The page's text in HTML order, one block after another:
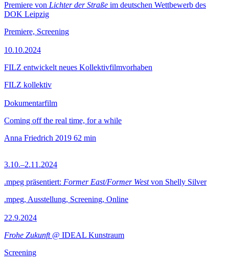
Premiere von Lichter der Straße im deutschen Wettbewerb des
DOK Leipzig
Premiere, Screening
10.10.2024
FILZ entwickelt neues Kollektivfilmvorhaben
FILZ kollektiv
Dokumentarfilm
Coming off the real time, for a while
Anna Friedrich 2019 62 min
3.10.–2.11.2024
.mpeg präsentiert: Former East/Former Westvon Shelly Silver
.mpeg, Ausstellung, Screening, Online
22.9.2024
Frohe Zukunft@ IDEAL Kunstraum
Screening